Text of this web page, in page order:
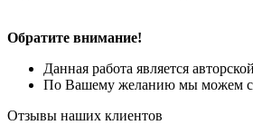
Обратите внимание!
Данная работа является
По Вашему желанию мы можем
Отзывы наших клиентов